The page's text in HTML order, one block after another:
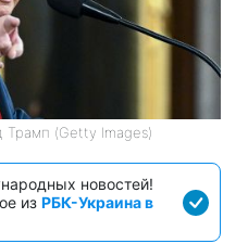
(Getty Images)
новостей!
из РБК-Украина в